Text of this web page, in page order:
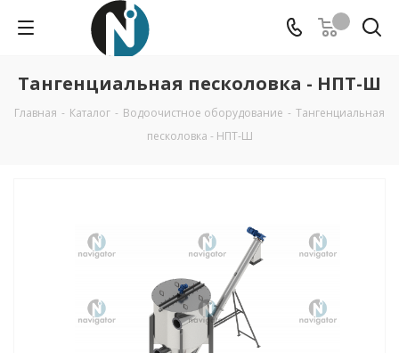
Тангенциальная песколовка - НПТ-Ш
Главная - Каталог - Водоочистное оборудование - Тангенциальная
песколовка - НПТ-Ш